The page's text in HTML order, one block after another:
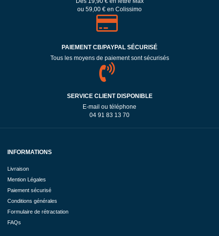
ou 59,00 € en Colissimo
PAIEMENT CB/PAYPAL SÉCURISÉ
Tous les moyens de paiement sont sécurisés
SERVICE CLIENT DISPONIBLE
E-mail ou téléphone
04 91 83 13 70
INFORMATIONS
Livraison
Mention Légales
Paiement sécurisé
Conditions générales
Formulaire de rétractation
FAQs